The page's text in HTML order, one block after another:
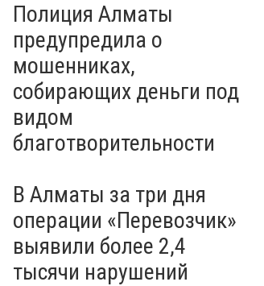
Полиция Алматы
предупредила о
мошенниках,
собирающих деньги под
видом
благотворительности
В Алматы за три дня
операции «Перевозчик»
выявили более 2,4
тысячи нарушений